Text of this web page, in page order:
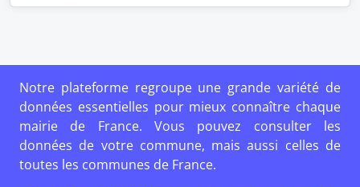
Notre plateforme regroupe une grande variété de
données essentielles pour mieux connaître chaque
mairie de France. Vous pouvez consulter les
données de votre commune, mais aussi celles de
toutes les communes de France.